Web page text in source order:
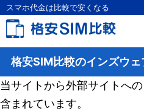
スマホ代金は比較で安くなる
格安SIM比較のインズウェ
当サイトから外部サイトへ
含まれています。